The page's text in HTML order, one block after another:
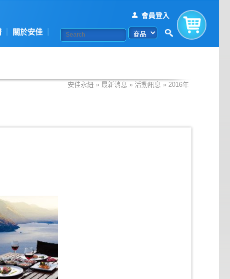
會員登入
關於安佳
安佳永紐 » 最新消息 » 活動訊息 » 2016年